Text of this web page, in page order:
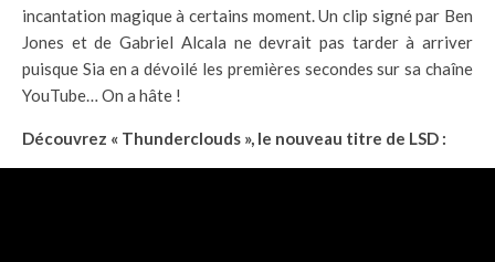
incantation magique à certains moment. Un clip signé par Ben
Jones et de Gabriel Alcala ne devrait pas tarder à arriver
puisque Sia en a dévoilé les premières secondes sur sa chaîne
YouTube… On a hâte !
Découvrez « Thunderclouds », le nouveau titre de LSD :